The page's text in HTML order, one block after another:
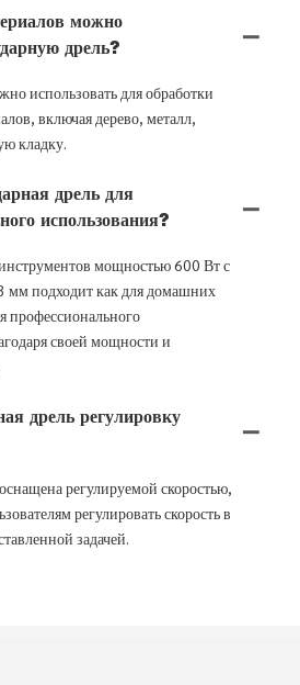
можно
дрель?
использовать для обработки
включая дерево, металл,
кладку.
дрель для
использования?
мощностью 600 Вт с
мм подходит как для домашних
профессионального
своей мощности и
дрель регулировку
регулируемой скоростью,
регулировать скорость в
задачей.